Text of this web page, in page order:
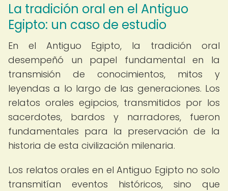
La tradición oral en el Antiguo
Egipto: un caso de estudio
En el Antiguo Egipto, la tradición oral
desempeñó un papel fundamental en la
transmisión de conocimientos, mitos y
leyendas a lo largo de las generaciones. Los
relatos orales egipcios, transmitidos por los
sacerdotes, bardos y narradores, fueron
fundamentales para la preservación de la
historia de esta civilización milenaria.
Los relatos orales en el Antiguo Egipto no solo
transmitían eventos históricos, sino que